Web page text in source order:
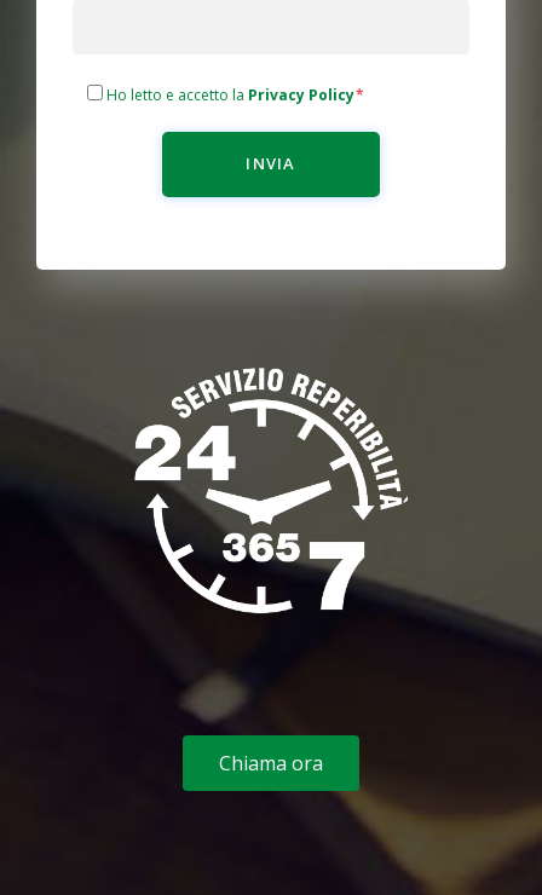
Ho letto e accetto la Privacy Policy
Chiama ora